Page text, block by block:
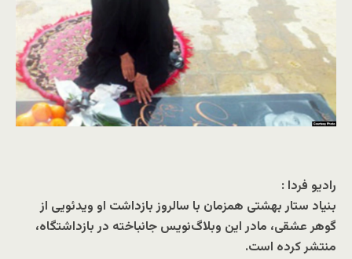
رادیو فردا :
بنیاد ستار بهشتی همزمان با سالروز بازداشت او ویدئویی از
گوهر عشقی، مادر این وبلاگ‌نویس جانباخته در بازداشتگاه،
منتشر کرده است.